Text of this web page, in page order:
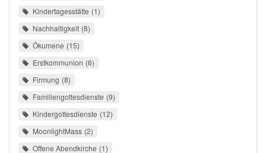
Kindertagesstätte 1
Nachhaltigkeit 8
Ökumene 15
Erstkommunion 6
Firmung 8
Familiengottesdienste 9
Kindergottesdienste 12
MoonlightMass 2
Offene Abendkirche 1